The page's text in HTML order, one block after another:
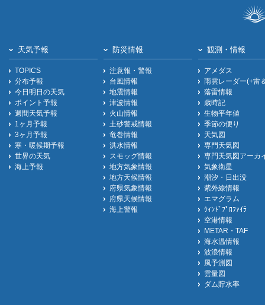
天気予報
TOPICS
分布予報
今日明日の天気
ポイント予報
週間天気予報
1ヶ月予報
3ヶ月予報
寒・暖候期予報
世界の天気
海上予報
防災情報
注意報・警報
台風情報
地震情報
津波情報
火山情報
土砂警戒情報
竜巻情報
洪水情報
スモッグ情報
地方気象情報
地方天候情報
府県気象情報
府県天候情報
海上警報
観測・情報
アメダス
雨雲レーダー(+雷
落雷情報
歳時記
生物平年値
季節の便り
天気図
専門天気図
専門天気図アーカ
気象衛星
潮汐・日出没
紫外線情報
エマグラム
ｳｨﾝﾄﾞﾌﾟﾛﾌｧｲﾗ
空港情報
METAR・TAF
海水温情報
波浪情報
風予測図
雲量図
ダム貯水率